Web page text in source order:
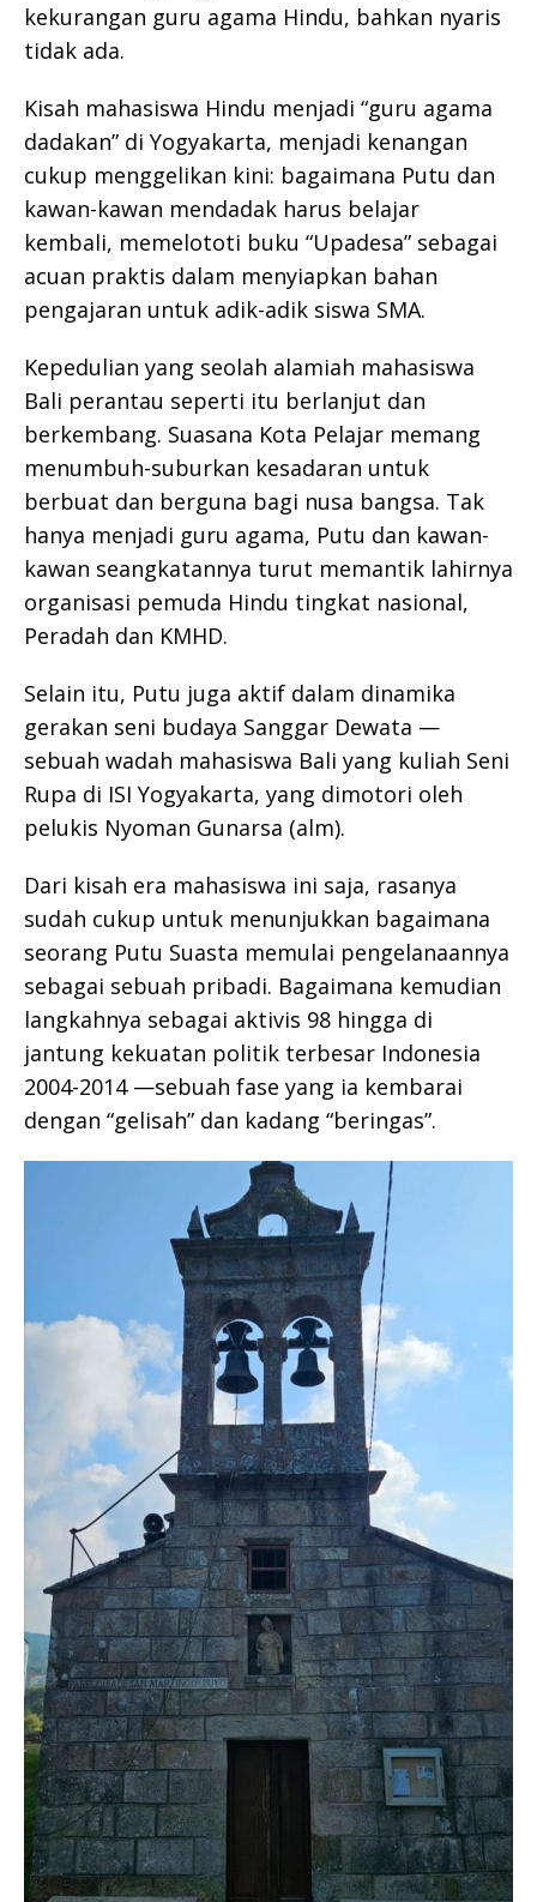
kekurangan guru agama Hindu, bahkan nyaris
tidak ada.
Kisah mahasiswa Hindu menjadi “guru agama
dadakan” di Yogyakarta, menjadi kenangan
cukup menggelikan kini: bagaimana Putu dan
kawan-kawan mendadak harus belajar
kembali, memelototi buku “Upadesa” sebagai
acuan praktis dalam menyiapkan bahan
pengajaran untuk adik-adik siswa SMA.
Kepedulian yang seolah alamiah mahasiswa
Bali perantau seperti itu berlanjut dan
berkembang. Suasana Kota Pelajar memang
menumbuh-suburkan kesadaran untuk
berbuat dan berguna bagi nusa bangsa. Tak
hanya menjadi guru agama, Putu dan kawan-
kawan seangkatannya turut memantik lahirnya
organisasi pemuda Hindu tingkat nasional,
Peradah dan KMHD.
Selain itu, Putu juga aktif dalam dinamika
gerakan seni budaya Sanggar Dewata —
sebuah wadah mahasiswa Bali yang kuliah Seni
Rupa di ISI Yogyakarta, yang dimotori oleh
pelukis Nyoman Gunarsa (alm).
Dari kisah era mahasiswa ini saja, rasanya
sudah cukup untuk menunjukkan bagaimana
seorang Putu Suasta memulai pengelanaannya
sebagai sebuah pribadi. Bagaimana kemudian
langkahnya sebagai aktivis 98 hingga di
jantung kekuatan politik terbesar Indonesia
2004-2014 —sebuah fase yang ia kembarai
dengan “gelisah” dan kadang “beringas”.